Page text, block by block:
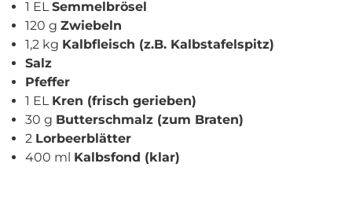
1 ELSemmelbrösel
120 g Zwiebeln
1,2 kg Kalbfleisch (z.B. Kalbstafelspitz)
Salz
Pfeffer
1 EL Kren (frisch gerieben)
30 g Butterschmalz (zum Braten)
2 Lorbeerblätter
400 ml Kalbsfond (klar)